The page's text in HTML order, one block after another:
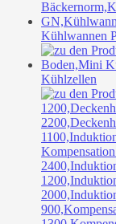
Kühlwannen
Kühlzellen